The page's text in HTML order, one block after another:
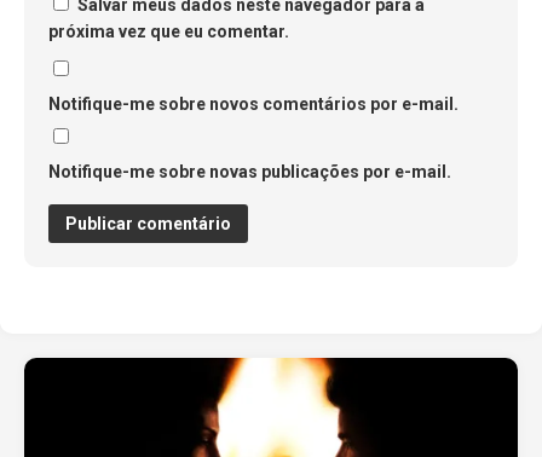
Salvar meus dados neste navegador para a
próxima vez que eu comentar.
Notifique-me sobre novos comentários por e-mail.
Notifique-me sobre novas publicações por e-mail.